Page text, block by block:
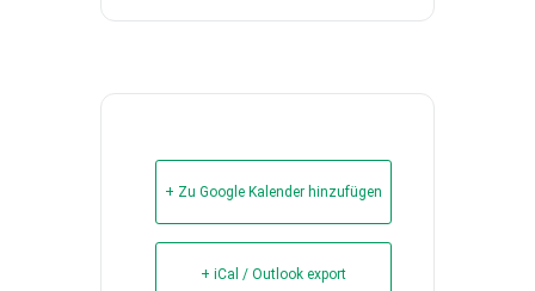
+ Zu Google Kalender hinzufügen
+ iCal / Outlook export